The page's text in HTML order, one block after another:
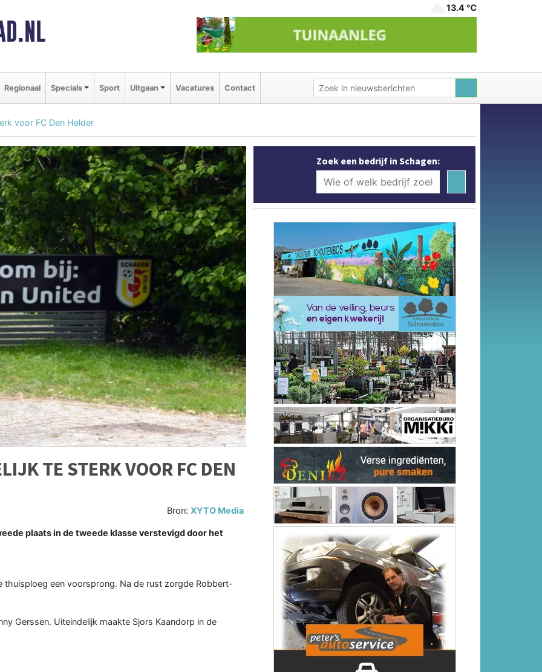
13.4 ℃
Regionaal Specials Sport Uitgaan Vacatures Contact
voor FC Den Helder
TE STERK VOOR FC DEN
Bron:XYTO Media
plaats in de tweede klasse verstevigd door het
een voorsprong. Na de rust zorgde Robbert-
Gerssen. Uiteindelijk maakte Sjors Kaandorp in de
Zoek een bedrijf in Schagen: